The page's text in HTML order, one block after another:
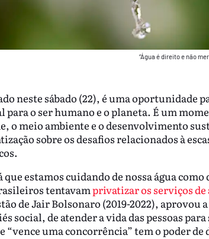
“Água é direito e não
neste sábado (22), é uma oportunidade
o ser humano e o planeta. É um
o meio ambiente e o desenvolvimento
sobre os desafios relacionados à
que estamos cuidando de nossa água
tentavamprivatizar os serviços de
de Jair Bolsonaro (2019-2022), aprovou
social, de atender a vida das pessoas
“vence uma concorrência” tem o poder